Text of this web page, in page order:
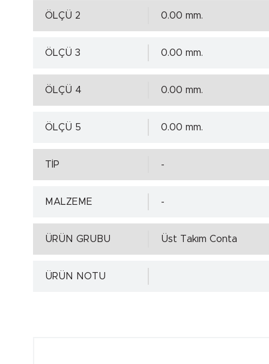
ÖLÇÜ 2 0.00 mm.
ÖLÇÜ 3 0.00 mm.
ÖLÇÜ 4 0.00 mm.
ÖLÇÜ 5 0.00 mm.
TİP -
MALZEME -
ÜRÜN GRUBU Üst Takım Conta
ÜRÜN NOTU